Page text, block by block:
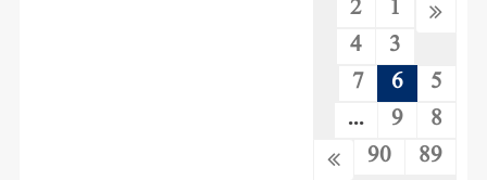
1
2
3
4
5
6
7
8
9
...
89
90